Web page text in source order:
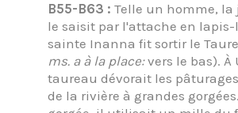
B55-B63 : Telle un homme,
le saisit par l'attache en lapis-
sainte Inanna fit sortir le
ms. a à la place:vers le bas). À
taureau dévorait les
de la rivière à grandes